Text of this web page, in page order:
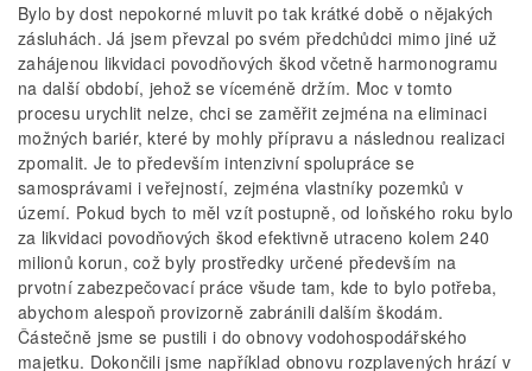
Bylo by dost nepokorné mluvit po tak krátké době o nějakých
zásluhách. Já jsem převzal po svém předchůdci mimo jiné už
zahájenou likvidaci povodňových škod včetně harmonogramu
na další období, jehož se víceméně držím. Moc v tomto
procesu urychlit nelze, chci se zaměřit zejména na eliminaci
možných bariér, které by mohly přípravu a následnou realizaci
zpomalit. Je to především intenzivní spolupráce se
samosprávami i veřejností, zejména vlastníky pozemků v
území. Pokud bych to měl vzít postupně, od loňského roku bylo
za likvidaci povodňových škod efektivně utraceno kolem 240
milionů korun, což byly prostředky určené především na
prvotní zabezpečovací práce všude tam, kde to bylo potřeba,
abychom alespoň provizorně zabránili dalším škodám.
Částečně jsme se pustili i do obnovy vodohospodářského
majetku. Dokončili jsme například obnovu rozplavených hrází v